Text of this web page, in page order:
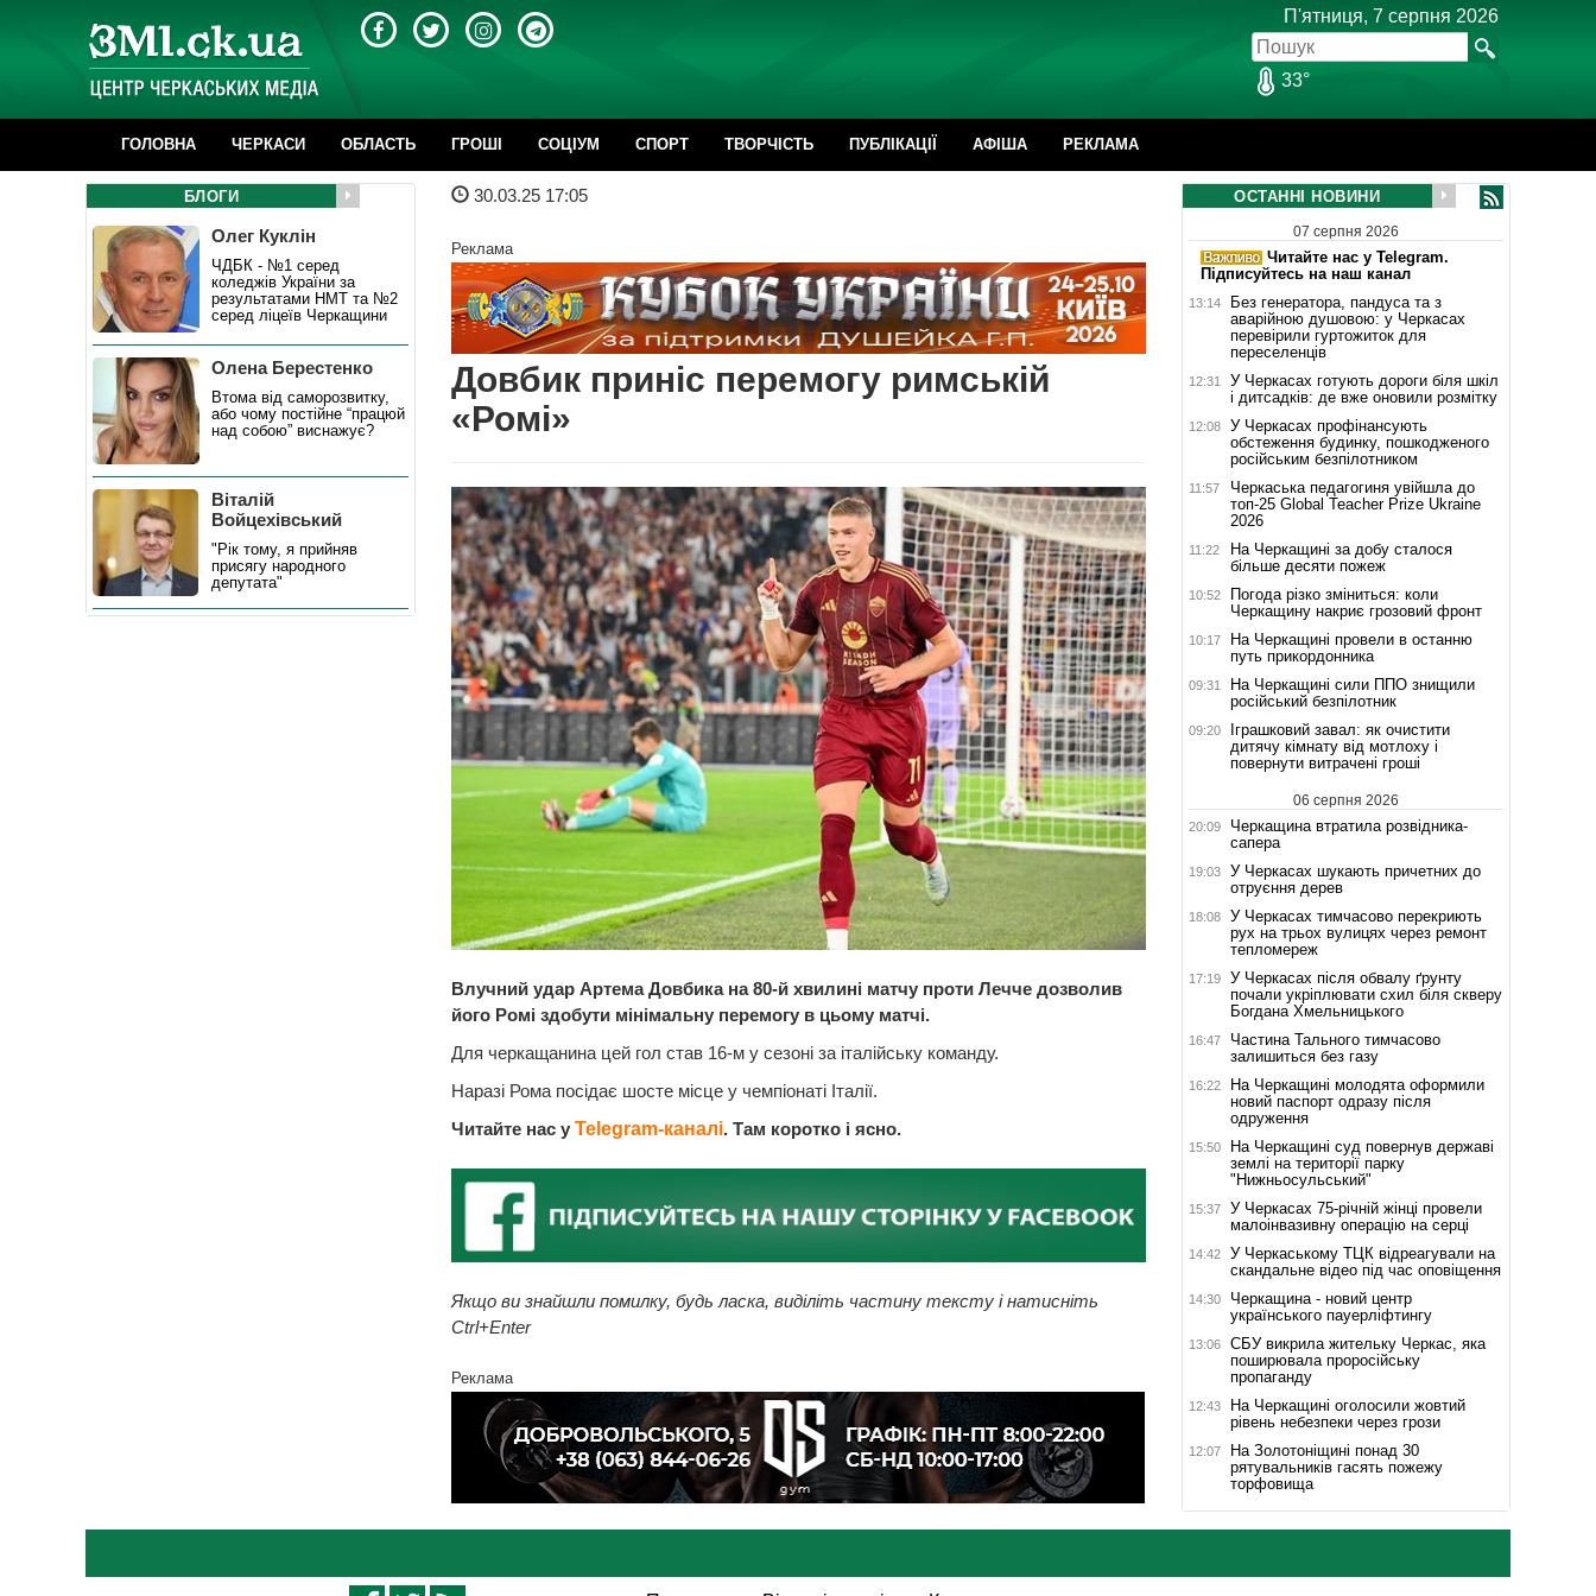
П'ятниця, 7 серпня 2026
33°
ГОЛОВНА ЧЕРКАСИ ОБЛАСТЬ ГРОШІ CОЦІУМ СПОРТ ТВОРЧІСТЬ ПУБЛІКАЦІЇ АФІША РЕКЛАМА
30.03.25 17:05
Реклама
Довбик приніс перемогу римській
«Ромі»
Влучний удар Артема Довбика на 80-й хвилині матчу проти Лечче дозволив
його Ромі здобути мінімальну перемогу в цьому матчі.
Для черкащанина цей гол став 16-м у сезоні за італійську команду.
Наразі Рома посідає шосте місце у чемпіонаті Італії.
Читайте нас у Telegram-каналі. Там коротко і ясно.
Якщо ви знайшли помилку, будь ласка, виділіть частину тексту і натисніть
Ctrl+Enter
Реклама
БЛОГИ
Олег Куклін
ЧДБК - №1 серед
коледжів України за
результатами НМТ та №2
серед ліцеїв Черкащини
Олена Берестенко
Втома від саморозвитку,
або чому постійне “працюй
над собою” виснажує?
Віталій
Войцехівський
"Рік тому, я прийняв
присягу народного
депутата"
ОСТАННІ НОВИНИ
07 серпня 2026
Читайте нас у Telegram.
Підписуйтесь на наш канал
13:14
Без генератора, пандуса та з
аварійною душовою: у Черкасах
перевірили гуртожиток для
переселенців
12:31
У Черкасах готують дороги біля шкіл
і дитсадків: де вже оновили розмітку
12:08
У Черкасах профінансують
обстеження будинку, пошкодженого
російським безпілотником
11:57
Черкаська педагогиня увійшла до
топ-25 Global Teacher Prize Ukraine
2026
11:22
На Черкащині за добу сталося
більше десяти пожеж
10:52
Погода різко зміниться: коли
Черкащину накриє грозовий фронт
10:17
На Черкащині провели в останню
путь прикордонника
09:31
На Черкащині сили ППО знищили
російський безпілотник
09:20
Іграшковий завал: як очистити
дитячу кімнату від мотлоху і
повернути витрачені гроші
06 серпня 2026
20:09
Черкащина втратила розвідника-
сапера
19:03
У Черкасах шукають причетних до
отруєння дерев
18:08
У Черкасах тимчасово перекриють
рух на трьох вулицях через ремонт
тепломереж
17:19
У Черкасах після обвалу ґрунту
почали укріплювати схил біля скверу
Богдана Хмельницького
16:47
Частина Тального тимчасово
залишиться без газу
16:22
На Черкащині молодята оформили
новий паспорт одразу після
одруження
15:50
На Черкащині суд повернув державі
землі на території парку
"Нижньосульський"
15:37
У Черкасах 75-річній жінці провели
малоінвазивну операцію на серці
14:42
У Черкаському ТЦК відреагували на
скандальне відео під час оповіщення
14:30
Черкащина - новий центр
українського пауерліфтингу
13:06
СБУ викрила жительку Черкас, яка
поширювала проросійську
пропаганду
12:43
На Черкащині оголосили жовтий
рівень небезпеки через грози
12:07
На Золотоніщині понад 30
рятувальників гасять пожежу
торфовища